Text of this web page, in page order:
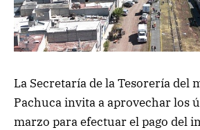
La Secretaría de la Tesorería del
Pachuca invita a aprovechar los
marzo para efectuar el pago del